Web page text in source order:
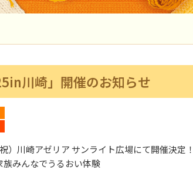
川崎」開催のお知らせ
）川崎アゼリア サンライト広場にて開催決定！
族みんなでうるおい体験